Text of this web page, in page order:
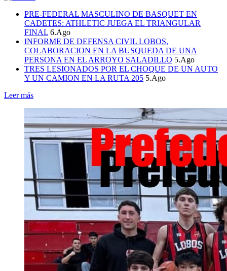
PRE-FEDERAL MASCULINO DE BASQUET EN
CADETES: ATHLETIC JUEGA EL TRIANGULAR
FINAL 6.Ago
INFORME DE DEFENSA CIVIL LOBOS,
COLABORACION EN LA BUSQUEDA DE UNA
PERSONA EN EL ARROYO SALADILLO 5.Ago
TRES LESIONADOS POR EL CHOQUE DE UN AUTO
Y UN CAMION EN LA RUTA 205 5.Ago
Leer más